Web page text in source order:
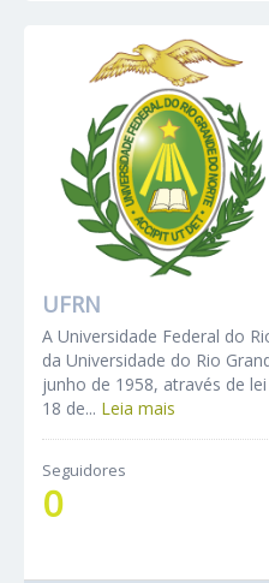
UFRN
A Universidade Federal do
da Universidade do Rio
junho de 1958, através de
18 de... Leia mais
Seguidores
0